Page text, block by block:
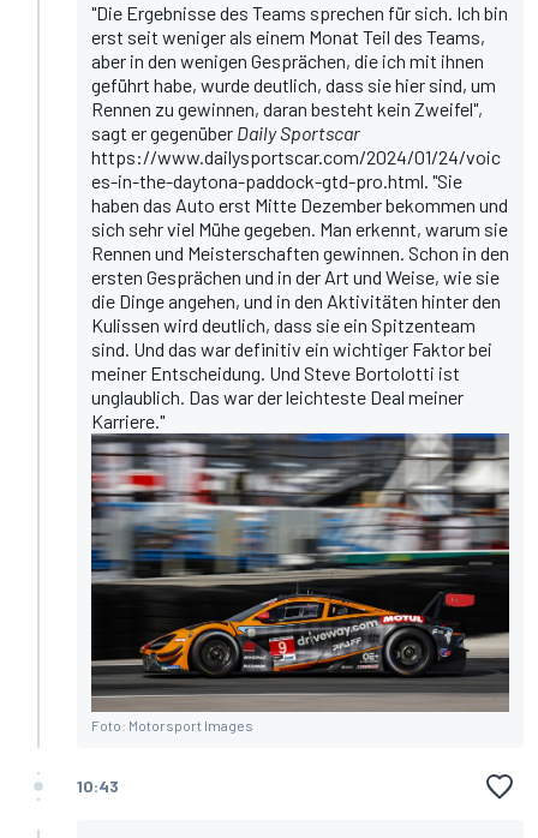
"Die Ergebnisse des Teams sprechen für sich. Ich bin
erst seit weniger als einem Monat Teil des Teams,
aber in den wenigen Gesprächen, die ich mit ihnen
geführt habe, wurde deutlich, dass sie hier sind, um
Rennen zu gewinnen, daran besteht kein Zweifel",
sagt er gegenüber Daily Sportscar
https://www.dailysportscar.com/2024/01/24/voic
es-in-the-daytona-paddock-gtd-pro.html. "Sie
haben das Auto erst Mitte Dezember bekommen und
sich sehr viel Mühe gegeben. Man erkennt, warum sie
Rennen und Meisterschaften gewinnen. Schon in den
ersten Gesprächen und in der Art und Weise, wie sie
die Dinge angehen, und in den Aktivitäten hinter den
Kulissen wird deutlich, dass sie ein Spitzenteam
sind. Und das war definitiv ein wichtiger Faktor bei
meiner Entscheidung. Und Steve Bortolotti ist
unglaublich. Das war der leichteste Deal meiner
Karriere."
Foto: Motorsport Images
10:43